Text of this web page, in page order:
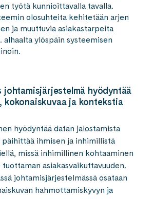
työtä kunnioittavalla tavalla.
olosuhteita kehitetään arjen
ja muuttuvia asiakastarpeita
alhaalta ylöspäin systeemisen
johtamisjärjestelmä hyödyntää
kokonaiskuvaa ja kontekstia
hyödyntää datan jalostamista
päihittää ihmisen ja inhimillistä
missä inhimillinen kohtaaminen
asiakasvaikuttavuuden.
johtamisjärjestelmässä osataan
hahmottamiskyvyn ja